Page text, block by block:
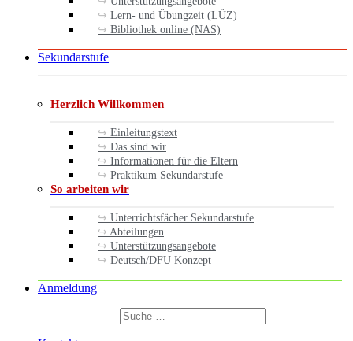
Lern- und Übungzeit (LÜZ)
Bibliothek online (NAS)
Sekundarstufe
Herzlich Willkommen
Einleitungstext
Das sind wir
Informationen für die Eltern
Praktikum Sekundarstufe
So arbeiten wir
Unterrichtsfächer Sekundarstufe
Abteilungen
Unterstützungsangebote
Deutsch/DFU Konzept
Anmeldung
Suchen
nach: